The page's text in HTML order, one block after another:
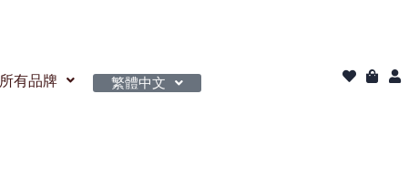
所有品牌 繁體中文